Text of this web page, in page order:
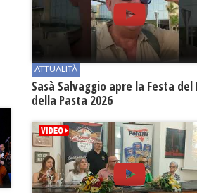
ATTUALITÀ
Sasà Salvaggio apre la Festa del
della Pasta 2026